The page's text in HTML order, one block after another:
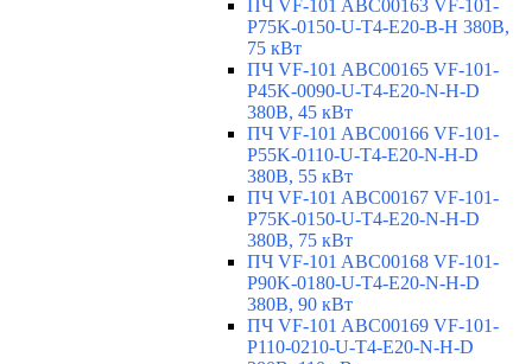
ПЧ VF-101 ABC00163 VF-101-
P75K-0150-U-T4-E20-B-H 380В,
75 кВт
ПЧ VF-101 ABC00165 VF-101-
P45K-0090-U-T4-E20-N-H-D
380В, 45 кВт
ПЧ VF-101 ABC00166 VF-101-
P55K-0110-U-T4-E20-N-H-D
380В, 55 кВт
ПЧ VF-101 ABC00167 VF-101-
P75K-0150-U-T4-E20-N-H-D
380В, 75 кВт
ПЧ VF-101 ABC00168 VF-101-
P90K-0180-U-T4-E20-N-H-D
380В, 90 кВт
ПЧ VF-101 ABC00169 VF-101-
P110-0210-U-T4-E20-N-H-D